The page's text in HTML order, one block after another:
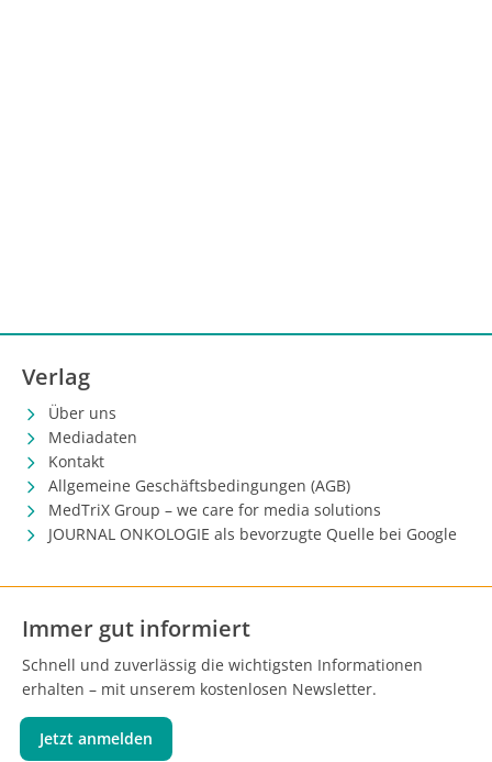
Verlag
Über uns
Mediadaten
Kontakt
Allgemeine Geschäftsbedingungen (AGB)
MedTriX Group – we care for media solutions
JOURNAL ONKOLOGIE als bevorzugte Quelle bei Google
Immer gut informiert
Schnell und zuverlässig die wichtigsten Informationen
erhalten – mit unserem kostenlosen Newsletter.
Jetzt anmelden